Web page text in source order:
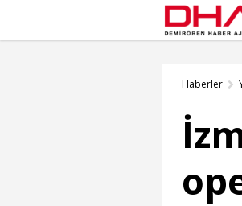
Haberler